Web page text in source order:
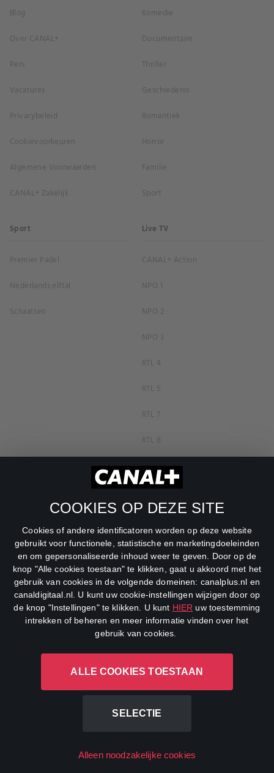
COOKIES OP DEZE SITE
Cookies of andere identificatoren worden op deze website
gebruikt voor functionele, statistische en marketingdoeleinden
en om gepersonaliseerde inhoud weer te geven. Door op de
knop "Alle cookies toestaan" te klikken, gaat u akkoord met het
gebruik van cookies in de volgende domeinen: canalplus.nl en
canaldigitaal.nl. U kunt uw cookie-instellingen wijzigen door op
de knop "Instellingen" te klikken. U kunt HIER uw toestemming
intrekken of beheren en meer informatie vinden over het
gebruik van cookies.
ALLE COOKIES TOESTAAN
SELECTIE
Alleen noodzakelijke cookies
Blog
Over CANAL+
Pers
Vacatures
Privacybeleid
Cookievoorkeuren
Algemene Voorwaarden
CANAL+ Zakelijk
Komedie
Documentaire
Thriller
Geschiedenis
Romantiek
Horror
Familie
Sport
Sport
Premier Padel
Nederlands elftal
Schaatsen
Live TV
CANAL+ Action
NPO 1
NPO 2
NPO 3
RTL 4
RTL 5
RTL 7
RTL 8
RTL Z
SBS6
Net5
Veronica
DreamWorks Channel
CANAL+ Luxembourg S. à r.l., Rue Albert Borschette 4, L-1246